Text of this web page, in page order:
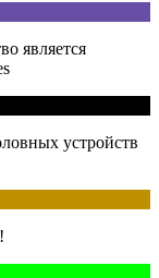
является
устройств